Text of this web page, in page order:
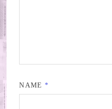
NAME *